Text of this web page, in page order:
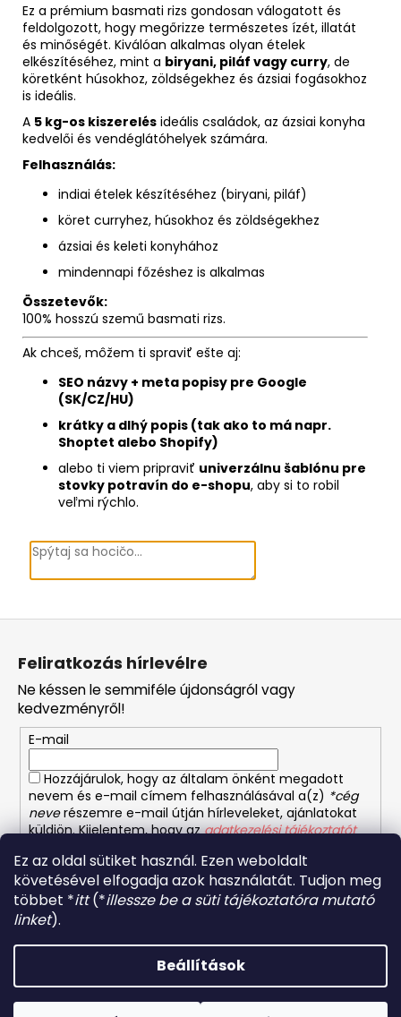
Ez az oldal sütiket használ. Ezen weboldalt
követésével elfogadja azok használatát. Tudjon meg
többet *itt(*illessze be a süti tájékoztatóra mutató
linket).
Beállítások
Forró napokon nem javasoljuk a csomagautomatákba
történő kézbesítést. A magas hőmérsékletre érzékeny
Ez a prémium basmati rizs gondosan válogatott és
feldolgozott, hogy megőrizze természetes ízét, illatát
és minőségét. Kiválóan alkalmas olyan ételek
elkészítéséhez, mint a biryani, piláf vagy curry, de
köretként húsokhoz, zöldségekhez és ázsiai fogásokhoz
is ideális.
A 5 kg-os kiszerelés ideális családok, az ázsiai konyha
kedvelői és vendéglátóhelyek számára.
Felhasználás:
indiai ételek készítéséhez (biryani, piláf)
köret curryhez, húsokhoz és zöldségekhez
ázsiai és keleti konyhához
mindennapi főzéshez is alkalmas
Összetevők:
100% hosszú szemű basmati rizs.
Ak chceš, môžem ti spraviť ešte aj:
SEO názvy + meta popisy pre Google
(SK/CZ/HU)
krátky a dlhý popis (tak ako to má napr.
Shoptet alebo Shopify)
alebo ti viem pripraviť univerzálnu šablónu pre
stovky potravín do e-shopu, aby si to robil
veľmi rýchlo.
L
Feliratkozás hírlevélre
Ne késsen le semmiféle újdonságról vagy
kedvezményről!
E-mail
Hozzájárulok, hogy az általam önként megadott
nevem és e-mail címem felhasználásával a(z) *cég
neverészemre e-mail útján hírleveleket, ajánlatokat
küldjön. Kijelentem, hogy azadatkezelési tájékoztatót
bármikor visszavonhatom.
FELIRATKOZÁS
Copyright 2026Orientalis etelek. Minden jog fenntartva.